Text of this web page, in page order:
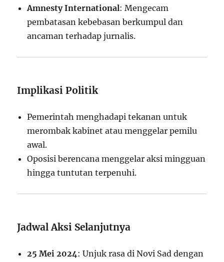
Amnesty International: Mengecam
pembatasan kebebasan berkumpul dan
ancaman terhadap jurnalis.
Implikasi Politik
Pemerintah menghadapi tekanan untuk
merombak kabinet atau menggelar pemilu
awal.
Oposisi berencana menggelar aksi mingguan
hingga tuntutan terpenuhi.
Jadwal Aksi Selanjutnya
25 Mei 2024: Unjuk rasa di Novi Sad dengan